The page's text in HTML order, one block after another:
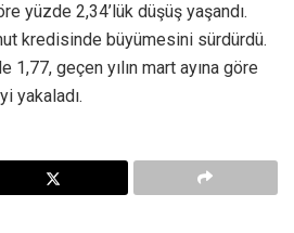
yüzde 2,34’lük düşüş yaşandı.
kredisinde büyümesini sürdürdü.
geçen yılın mart ayına göre
yakaladı.